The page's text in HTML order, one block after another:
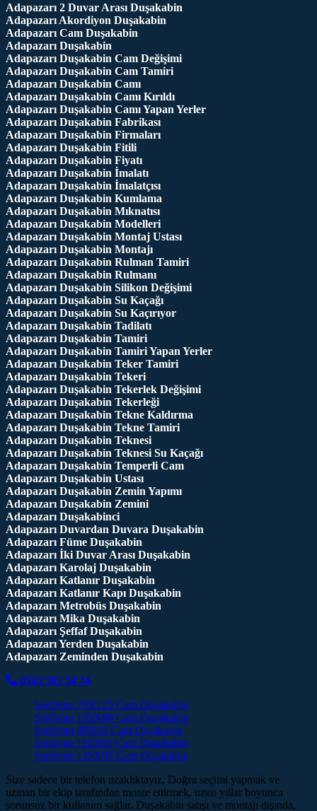
Adapazarı 2 Duvar Arası Duşakabin
Adapazarı Akordiyon Duşakabin
Adapazarı Cam Duşakabin
Adapazarı Duşakabin
Adapazarı Duşakabin Cam Değişimi
Adapazarı Duşakabin Cam Tamiri
Adapazarı Duşakabin Camı
Adapazarı Duşakabin Camı Kırıldı
Adapazarı Duşakabin Camı Yapan Yerler
Adapazarı Duşakabin Fabrikası
Adapazarı Duşakabin Firmaları
Adapazarı Duşakabin Fitili
Adapazarı Duşakabin Fiyatı
Adapazarı Duşakabin İmalatı
Adapazarı Duşakabin İmalatçısı
Adapazarı Duşakabin Kumlama
Adapazarı Duşakabin Mıknatısı
Adapazarı Duşakabin Modelleri
Adapazarı Duşakabin Montaj Ustası
Adapazarı Duşakabin Montajı
Adapazarı Duşakabin Rulman Tamiri
Adapazarı Duşakabin Rulmanı
Adapazarı Duşakabin Silikon Değişimi
Adapazarı Duşakabin Su Kaçağı
Adapazarı Duşakabin Su Kaçırıyor
Adapazarı Duşakabin Tadilatı
Adapazarı Duşakabin Tamiri
Adapazarı Duşakabin Tamiri Yapan Yerler
Adapazarı Duşakabin Teker Tamiri
Adapazarı Duşakabin Tekeri
Adapazarı Duşakabin Tekerlek Değişimi
Adapazarı Duşakabin Tekerleği
Adapazarı Duşakabin Tekne Kaldırma
Adapazarı Duşakabin Tekne Tamiri
Adapazarı Duşakabin Teknesi
Adapazarı Duşakabin Teknesi Su Kaçağı
Adapazarı Duşakabin Temperli Cam
Adapazarı Duşakabin Ustası
Adapazarı Duşakabin Zemin Yapımı
Adapazarı Duşakabin Zemini
Adapazarı Duşakabinci
Adapazarı Duvardan Duvara Duşakabin
Adapazarı Füme Duşakabin
Adapazarı İki Duvar Arası Duşakabin
Adapazarı Karolaj Duşakabin
Adapazarı Katlanır Duşakabin
Adapazarı Katlanır Kapı Duşakabin
Adapazarı Metrobüs Duşakabin
Adapazarı Mika Duşakabin
Adapazarı Şeffaf Duşakabin
Adapazarı Yerden Duşakabin
Adapazarı Zeminden Duşakabin
0543 501 54 34
Serdivan 70X125 Cam Duşakabin
Serdivan 105X80 Cam Duşakabin
Serdivan 80X65 Cam Duşakabin
Serdivan 110X60 Cam Duşakabin
Serdivan 125X95 Cam Duşakabin
Size sadece bir telefon uzaklıktayız. Doğru seçimi yapmak ve
uzman bir ekip tarafından monte ettirmek, uzun yıllar boyunca
sorunsuz bir kullanım sağlar. Duşakabin satışı ve montajı dışında,